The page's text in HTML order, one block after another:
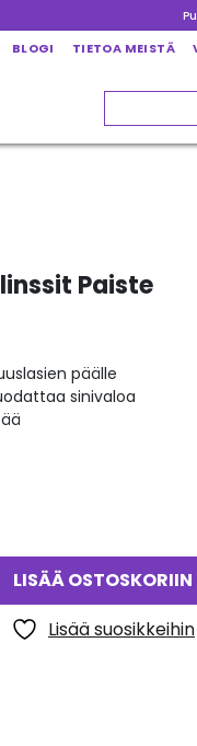
BLOGI TIETOA MEISTÄ
Paiste
päälle
sinivaloa
LISÄÄ OSTOSKORIIN
Lisää suosikkeihin